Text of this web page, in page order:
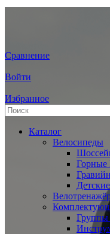
Сравнение
Войти
Избранное
Каталог
Велосипеды
Группы